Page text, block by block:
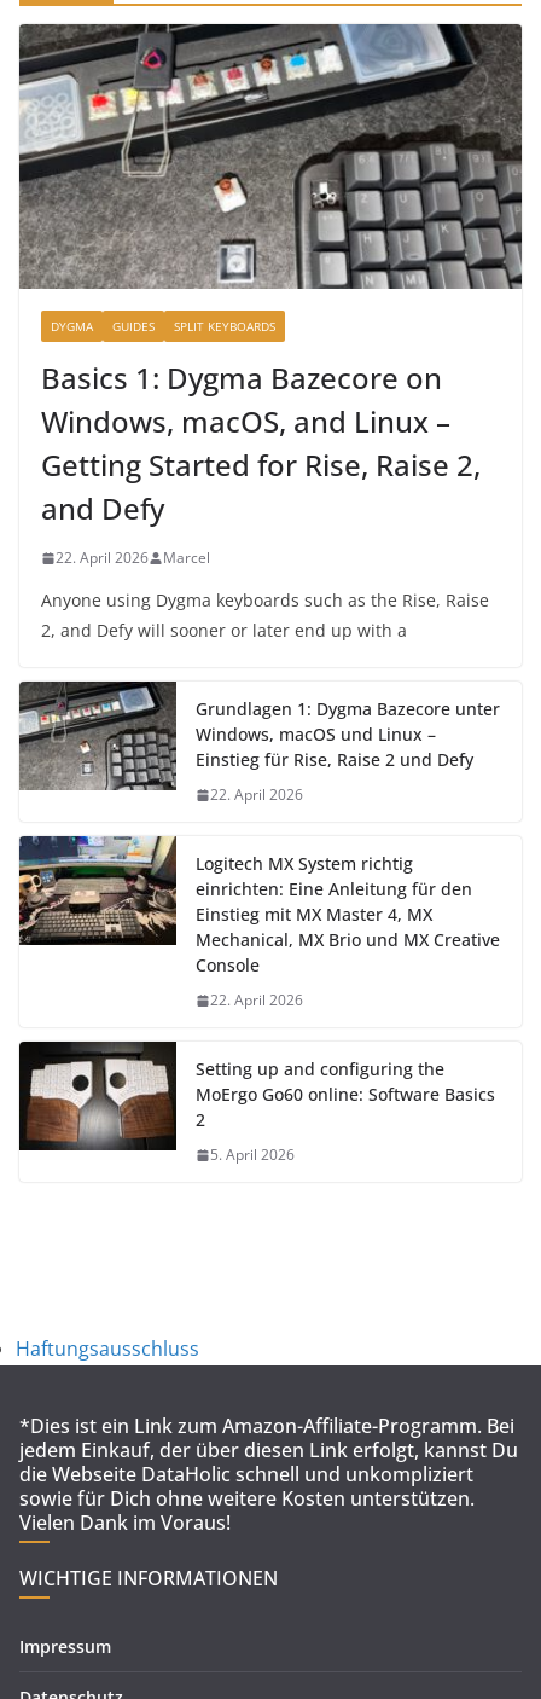
DYGMA GUIDES SPLIT KEYBOARDS
Basics 1: Dygma Bazecore on
Windows, macOS, and Linux –
Getting Started for Rise, Raise 2,
and Defy
22. April 2026 Marcel
Anyone using Dygma keyboards such as the Rise, Raise
2, and Defy will sooner or later end up with a
Grundlagen 1: Dygma Bazecore unter
Windows, macOS und Linux –
Einstieg für Rise, Raise 2 und Defy
22. April 2026
Logitech MX System richtig
einrichten: Eine Anleitung für den
Einstieg mit MX Master 4, MX
Mechanical, MX Brio und MX Creative
Console
22. April 2026
Setting up and configuring the
MoErgo Go60 online: Software Basics
2
5. April 2026
Haftungsausschluss
*Dies ist ein Link zum Amazon-Affiliate-Programm. Bei
jedem Einkauf, der über diesen Link erfolgt, kannst Du
die Webseite DataHolic schnell und unkompliziert
sowie für Dich ohne weitere Kosten unterstützen.
Vielen Dank im Voraus!
WICHTIGE INFORMATIONEN
Impressum